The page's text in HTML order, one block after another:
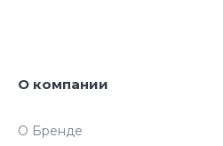
О компании
О Бренде